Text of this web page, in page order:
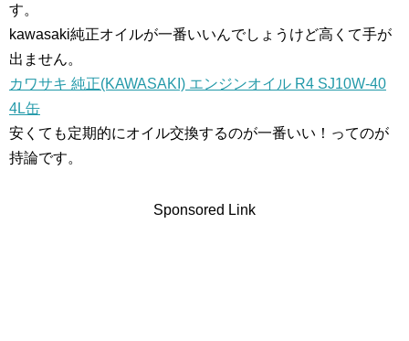
す。
kawasaki純正オイルが一番いいんでしょうけど高くて手が
出ません。
カワサキ 純正(KAWASAKI) エンジンオイル R4 SJ10W-40
4L缶
安くても定期的にオイル交換するのが一番いい！ってのが
持論です。
Sponsored Link